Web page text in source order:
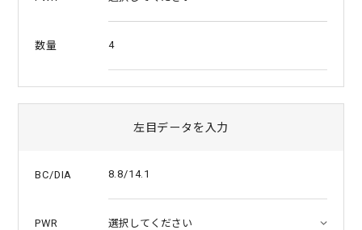
数量 4
左目データを入力
BC/DIA 8.8/14.1
PWR